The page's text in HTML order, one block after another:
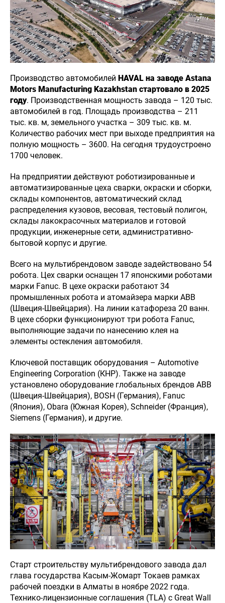
КОНТАКТЫ
8 (727)
Haval
Qalqaman
Производство автомобилей HAVAL на заводе Astana
Motors Manufacturing Kazakhstan стартовало в 2025
году. Производственная мощность завода – 120 тыс.
автомобилей в год. Площадь производства – 211
тыс. кв. м, земельного участка – 309 тыс. кв. м.
Количество рабочих мест при выходе предприятия на
полную мощность – 3600. На сегодня трудоустроено
1700 человек.
На предприятии действуют роботизированные и
автоматизированные цеха сварки, окраски и сборки,
склады компонентов, автоматический склад
распределения кузовов, весовая, тестовый полигон,
склады лакокрасочных материалов и готовой
продукции, инженерные сети, административно-
бытовой корпус и другие.
Всего на мультибрендовом заводе задействовано 54
робота. Цех сварки оснащен 17 японскими роботами
марки Fanuc. В цехе окраски работают 34
промышленных робота и атомайзера марки ABB
(Швеция-Швейцария). На линии катафореза 20 ванн.
В цехе сборки функционируют три робота Fanuc,
выполняющие задачи по нанесению клея на
элементы остекления автомобиля.
Ключевой поставщик оборудования – Automotive
Engineering Corporation (КНР). Также на заводе
установлено оборудование глобальных брендов ABB
(Швеция-Швейцария), BOSH (Германия), Fanuc
(Япония), Obara (Южная Корея), Schneider (Франция),
Siemens (Германия), и другие.
Старт строительству мультибрендового завода дал
глава государства Касым-Жомарт Токаев рамках
рабочей поездки в Алматы в ноябре 2022 года.
Технико-лицензионные соглашения (TLA) с Great Wall